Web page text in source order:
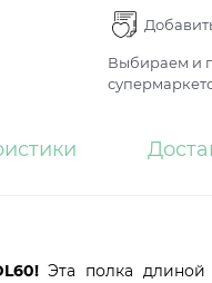
Выбираем и
Эта полка длиной